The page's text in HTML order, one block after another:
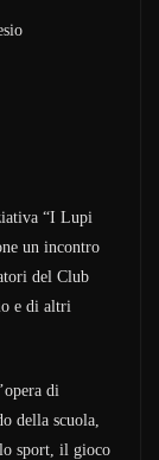
“I Lupi
un incontro
del Club
e di altri
di
della scuola,
sport, il gioco